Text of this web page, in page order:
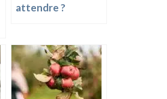
attendre ?